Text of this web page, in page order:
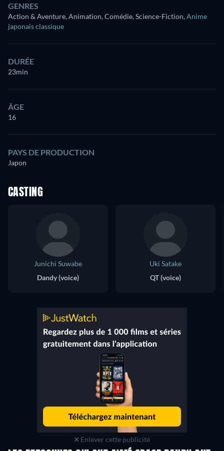
GENRES
Action & Aventure, Animation, Comédie, Science-Fiction,Anime
japonais classique
DURÉE
23min
ÂGE
16
PAYS DE PRODUCTION
Japon
CASTING
Junichi Suwabe
Dandy (voice)
Uki Satake
QT (voice)
Enlever cette publicité